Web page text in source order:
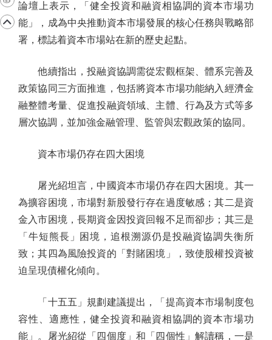
論壇上表示，「健全投資和融資相協調的資本市場功
能」，成為中央推動資本市場發展的核心任務與戰略部
署，標誌着資本市場站在新的歷史起點。
他續指出，投融資協調需從宏觀框架、體系完善及
政策協同三方面推進，包括將資本市場功能納入經濟金
融整體考量、促進投融資領域、主體、行為及方式等多
層次協調，並加強金融管理、監管與宏觀政策的協同。
資本市場仍存在四大困境
屠光紹坦言，中國資本市場仍存在四大困境。其一
為擴容困境，市場對新股發行存在過度敏感；其二是資
金入市困境，長期資金因投資回報不足而卻步；其三是
「牛短熊長」困境，追根溯源仍是投融資協調失衡所
致；其四為風險投資的「對賭困境」，致使股權投資被
迫呈現債權化傾向。
「十五五」規劃建議提出，「提高資本市場制度包
容性、適應性，健全投資和融資相協調的資本市場功
能」。屠光紹從「四個度」和「四個性」解讀稱，一是